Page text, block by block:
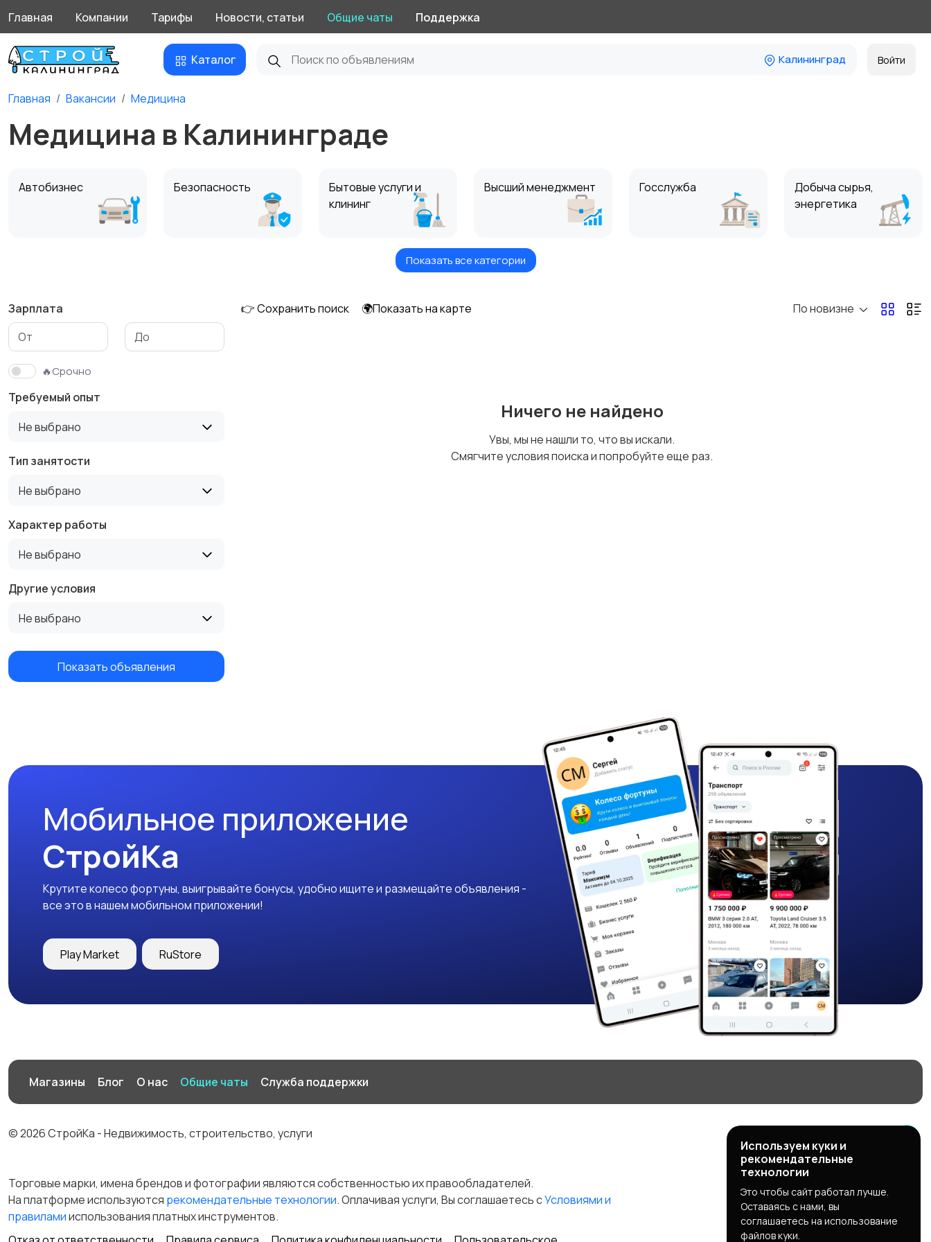
Главная Компании Тарифы Новости, статьи Общие чаты Поддержка
Каталог Калининград Войти
Главная Вакансии Медицина
Медицина в Калининграде
Автобизнес Безопасность
Бытовые услуги и
клининг
Высший менеджмент Госслужба
Добыча сырья,
энергетика
Информационные
Искусство и
Начало карьеры
Производство
Рестораны и
Показать все категории
Зарплата
🔥Срочно
Требуемый опыт
Не выбрано
Тип занятости
Не выбрано
Характер работы
Не выбрано
Другие условия
Не выбрано
Показать объявления
👉 Сохранить поиск 🌍Показать на карте По новизне
Ничего не найдено
Увы, мы не нашли то, что вы искали.
Смягчите условия поиска и попробуйте еще раз.
Мобильное приложение
СтройКа
Крутите колесо фортуны, выигрывайте бонусы, удобно ищите и размещайте объявления -
все это в нашем мобильном приложении!
Play Market RuStore
Магазины Блог О нас Общие чаты Служба поддержки
© 2026 СтройКа - Недвижимость, строительство, услуги
Торговые марки, имена брендов и фотографии являются собственностью их правообладателей.
На платформе используются рекомендательные технологии. Оплачивая услуги, Вы соглашаетесь cУсловиями и
правиламииспользования платных инструментов.
Используем куки и
рекомендательные
технологии
Это чтобы сайт работал лучше.
Оставаясь с нами, вы
соглашаетесь на использование
файлов куки.